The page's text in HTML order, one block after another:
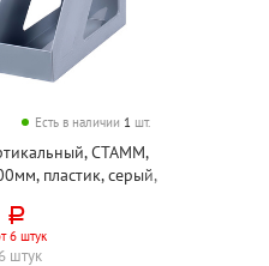
Есть в наличии 1 шт.
СТАММ,
пластик, серый,
руб.
6 штук
штук